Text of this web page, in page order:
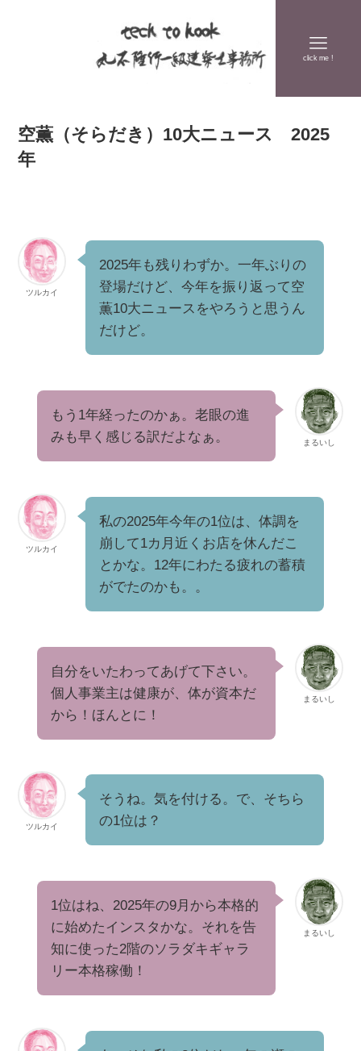
click me !
空薫（そらだき）10大ニュース 2025
年
ツルカイ
2025年も残りわずか。一年ぶりの
登場だけど、今年を振り返って空
薫10大ニュースをやろうと思うん
だけど。
まるいし
もう1年経ったのかぁ。老眼の進
みも早く感じる訳だよなぁ。
ツルカイ
私の2025年今年の1位は、体調を
崩して1カ月近くお店を休んだこ
とかな。12年にわたる疲れの蓄積
がでたのかも。。
まるいし
自分をいたわってあげて下さい。
個人事業主は健康が、体が資本だ
から！ほんとに！
ツルカイ
そうね。気を付ける。で、そちら
の1位は？
まるいし
1位はね、2025年の9月から本格的
に始めたインスタかな。それを告
知に使った2階のソラダキギャラ
リー本格稼働！